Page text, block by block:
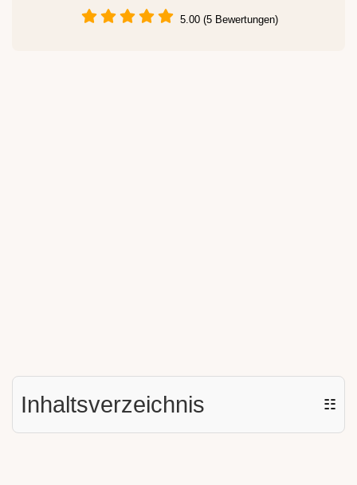
5.00 (5 Bewertungen)
Inhaltsverzeichnis ☷